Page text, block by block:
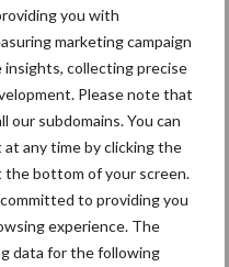
you with
marketing campaign
insights, collecting precise
Please note that
our subdomains. You can
any time by clicking the
the bottom of your screen.
to providing you
experience. The
data for the following
ziet volume en
groeien in